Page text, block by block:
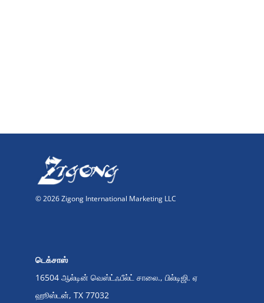
© 2026 Zigong International Marketing LLC
டெக்சாஸ்
16504 ஆல்டின் வெஸ்ட்ஃபீல்ட் சாலை., பில்டிஜி. ஏ
ஹூஸ்டன், TX 77032